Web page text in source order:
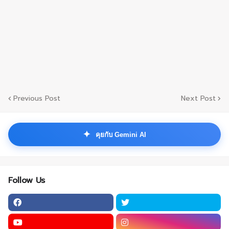
Previous Post Next Post
✦ คุยกับ Gemini AI
Follow Us